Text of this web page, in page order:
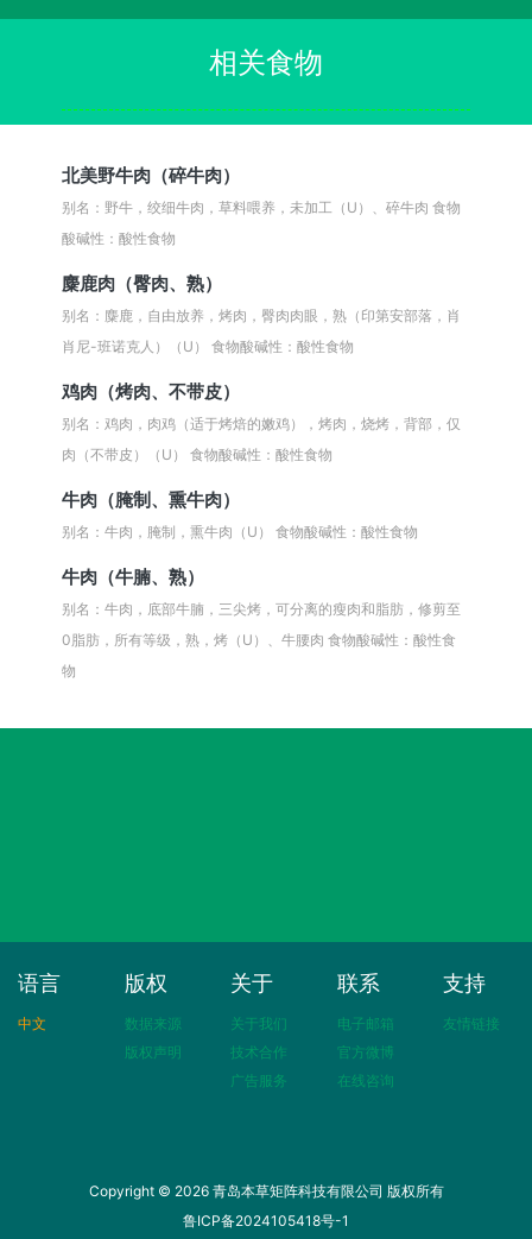
相关食物
北美野牛肉（碎牛肉）
别名：野牛，绞细牛肉，草料喂养，未加工（U）、碎牛肉食物
酸碱性：酸性食物
麋鹿肉（臀肉、熟）
别名：麋鹿，自由放养，烤肉，臀肉肉眼，熟（印第安部落，肖
肖尼-班诺克人）（U）食物酸碱性：酸性食物
鸡肉（烤肉、不带皮）
别名：鸡肉，肉鸡（适于烤焙的嫩鸡），烤肉，烧烤，背部，仅
肉（不带皮）（U）食物酸碱性：酸性食物
牛肉（腌制、熏牛肉）
别名：牛肉，腌制，熏牛肉（U）食物酸碱性：酸性食物
牛肉（牛腩、熟）
别名：牛肉，底部牛腩，三尖烤，可分离的瘦肉和脂肪，修剪至
0脂肪，所有等级，熟，烤（U）、牛腰肉食物酸碱性：酸性食
物
语言
中文
版权
数据来源
版权声明
关于
关于我们
技术合作
广告服务
联系
电子邮箱
官方微博
在线咨询
支持
友情链接
Copyright © 2026 青岛本草矩阵科技有限公司 版权所有
鲁ICP备2024105418号-1